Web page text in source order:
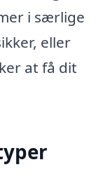
i særlige
eller
at få dit